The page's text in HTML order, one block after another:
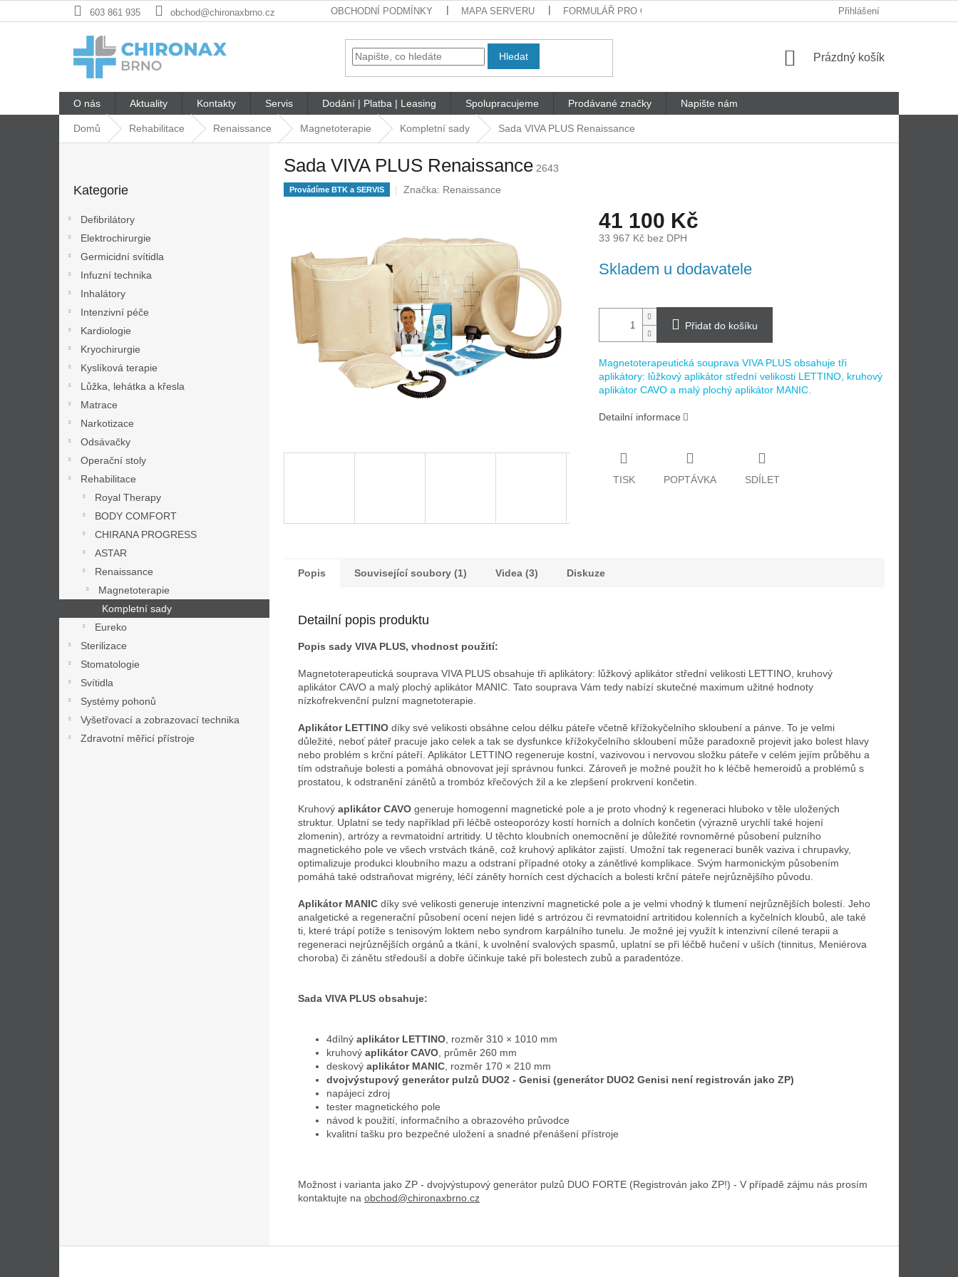
na
603 861 935 obchod@chironaxbrno.cz OBCHODNÍ PODMÍNKY MAPA SERVERU FORMULÁŘ PRO ODSTOUPENÍ OD SMLOUVY REKLAMAČNÍ LIST
Přihlášení
Hledat
Nákupní
Prázdný košík
O nás Aktuality Kontakty Servis Dodání | Platba | Leasing Spolupracujeme Prodávané značky Napište nám
Domů Rehabilitace Renaissance Magnetoterapie Kompletní sady Sada VIVA PLUS Renaissance
kategorie
Kategorie
Defibrilátory
Elektrochirurgie
Germicidní svítidla
Infuzní technika
Inhalátory
Intenzivní péče
Kardiologie
Kryochirurgie
Kyslíková terapie
Lůžka, lehátka a křesla
Matrace
Narkotizace
Odsávačky
Operační stoly
Rehabilitace
Royal Therapy
BODY COMFORT
CHIRANA PROGRESS
ASTAR
Renaissance
Magnetoterapie
Kompletní sady
Eureko
Sterilizace
Stomatologie
Svítidla
Systémy pohonů
Vyšetřovací a zobrazovací technika
Zdravotní měřicí přístroje
Sada VIVA PLUS Renaissance 2643
Provádíme BTK a SERVIS Značka: Renaissance
41 100 Kč
33 967 Kč bez DPH
cena:
Skladem u dodavatele
Přidat do košíku
Magnetoterapeutická souprava VIVA PLUS obsahuje tři
aplikátory: lůžkový aplikátor střední velikosti LETTINO, kruhový
aplikátor CAVO a malý plochý aplikátor MANIC.
Detailní informace
TISK POPTÁVKA SDÍLET
Popis Související soubory (1) Videa (3) Diskuze
Detailní popis produktu
Popis sady VIVA PLUS, vhodnost použití:
Magnetoterapeutická souprava VIVA PLUS obsahuje tři aplikátory: lůžkový aplikátor střední velikosti LETTINO, kruhový
aplikátor CAVO a malý plochý aplikátor MANIC. Tato souprava Vám tedy nabízí skutečné maximum užitné hodnoty
nízkofrekvenční pulzní magnetoterapie.
Aplikátor LETTINO díky své velikosti obsáhne celou délku páteře včetně křížokyčelního skloubení a pánve. To je velmi
důležité, neboť páteř pracuje jako celek a tak se dysfunkce křížokyčelního skloubení může paradoxně projevit jako bolest hlavy
nebo problém s krční páteří. Aplikátor LETTINO regeneruje kostní, vazivovou i nervovou složku páteře v celém jejím průběhu a
tím odstraňuje bolesti a pomáhá obnovovat její správnou funkci. Zároveň je možné použít ho k léčbě hemeroidů a problémů s
prostatou, k odstranění zánětů a trombóz křečových žil a ke zlepšení prokrvení končetin.
Kruhový aplikátor CAVO generuje homogenní magnetické pole a je proto vhodný k regeneraci hluboko v těle uložených
struktur. Uplatní se tedy například při léčbě osteoporózy kostí horních a dolních končetin (výrazně urychlí také hojení
zlomenin), artrózy a revmatoidní artritidy. U těchto kloubních onemocnění je důležité rovnoměrné působení pulzního
magnetického pole ve všech vrstvách tkáně, což kruhový aplikátor zajistí. Umožní tak regeneraci buněk vaziva i chrupavky,
optimalizuje produkci kloubního mazu a odstraní případné otoky a zánětlivé komplikace. Svým harmonickým působením
pomáhá také odstraňovat migrény, léčí záněty horních cest dýchacích a bolesti krční páteře nejrůznějšího původu.
Aplikátor MANIC díky své velikosti generuje intenzivní magnetické pole a je velmi vhodný k tlumení nejrůznějších bolestí. Jeho
analgetické a regenerační působení ocení nejen lidé s artrózou či revmatoidní artritidou kolenních a kyčelních kloubů, ale také
ti, které trápí potíže s tenisovým loktem nebo syndrom karpálního tunelu. Je možné jej využít k intenzivní cílené terapii a
regeneraci nejrůznějších orgánů a tkání, k uvolnění svalových spasmů, uplatní se při léčbě hučení v uších (tinnitus, Meniérova
choroba) či zánětu středouší a dobře účinkuje také při bolestech zubů a paradentóze.
Sada VIVA PLUS obsahuje:
4dílný aplikátor LETTINO , rozměr 310 × 1010 mm
kruhový aplikátor CAVO , průměr 260 mm
deskový aplikátor MANIC , rozměr 170 × 210 mm
dvojvýstupový generátor pulzů DUO2 - Genisi (generátor DUO2 Genisi není registrován jako ZP)
napájecí zdroj
tester magnetického pole
návod k použití, informačního a obrazového průvodce
kvalitní tašku pro bezpečné uložení a snadné přenášení přístroje
Možnost i varianta jako ZP - dvojvýstupový generátor pulzů DUO FORTE (Registrován jako ZP!) - V případě zájmu nás prosím
kontaktujte na obchod@chironaxbrno.cz